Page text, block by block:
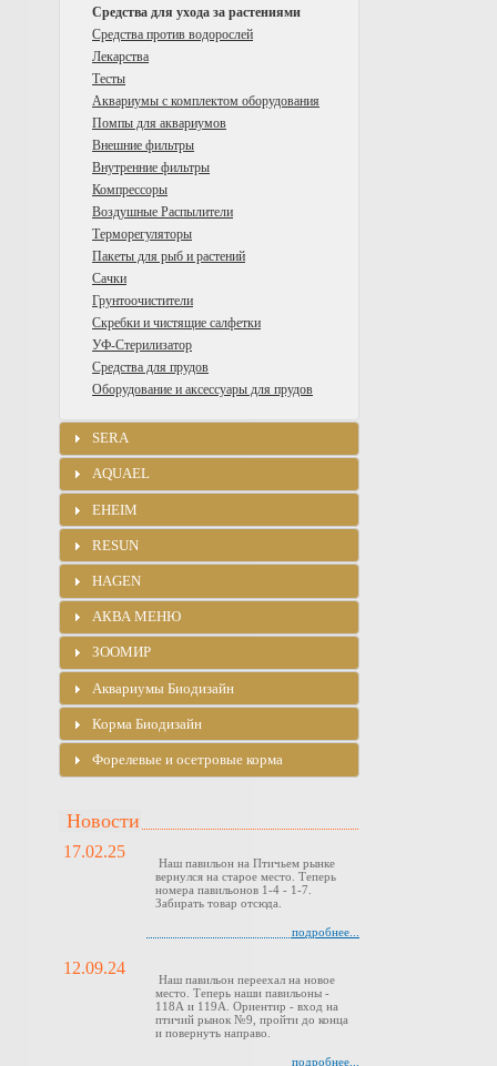
Средства для ухода за растениями
Средства против водорослей
Лекарства
Тесты
Аквариумы с комплектом оборудования
Помпы для аквариумов
Внешние фильтры
Внутренние фильтры
Компрессоры
Воздушные Распылители
Терморегуляторы
Пакеты для рыб и растений
Сачки
Грунтоочистители
Скребки и чистящие салфетки
УФ-Стерилизатор
Средства для прудов
Оборудование и аксессуары для прудов
SERA
AQUAEL
EHEIM
RESUN
HAGEN
АКВА МЕНЮ
ЗООМИР
Аквариумы Биодизайн
Корма Биодизайн
Форелевые и осетровые корма
Новости
17.02.25
Наш павильон на Птичьем рынке
вернулся на старое место. Теперь
номера павильонов 1-4 - 1-7.
Забирать товар отсюда.
подробнее...
12.09.24
Наш павильон переехал на новое
место. Теперь наши павильоны -
118А и 119А. Ориентир - вход на
птичий рынок №9, пройти до конца
и повернуть направо.
подробнее...